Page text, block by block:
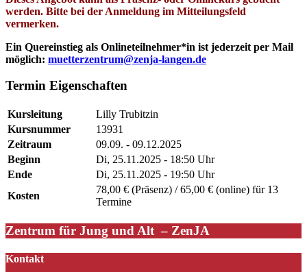
werden. Bitte bei der Anmeldung im Mitteilungsfeld
vermerken.
Ein Quereinstieg als Onlineteilnehmer*in ist jederzeit per Mail
möglich: muetterzentrum@zenja-langen.de
Termin Eigenschaften
Kursleitung
Lilly Trubitzin
Kursnummer
13931
Zeitraum
09.09. - 09.12.2025
Beginn
Di, 25.11.2025 - 18:50 Uhr
Ende
Di, 25.11.2025 - 19:50 Uhr
Kosten
78,00 € (Präsenz) / 65,00 € (online) für 13
Termine
Zentrum für Jung und Alt – ZenJA
Kontakt